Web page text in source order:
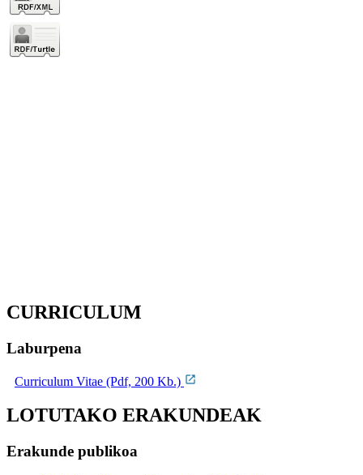
CURRICULUM
Laburpena
Curriculum Vitae (Pdf, 200 Kb.)
LOTUTAKO ERAKUNDEAK
Erakunde publikoa